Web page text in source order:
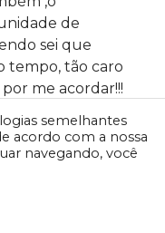
de
sei que
tempo, tão caro
me acordar!!!
semelhantes
acordo com a nossa
navegando, você